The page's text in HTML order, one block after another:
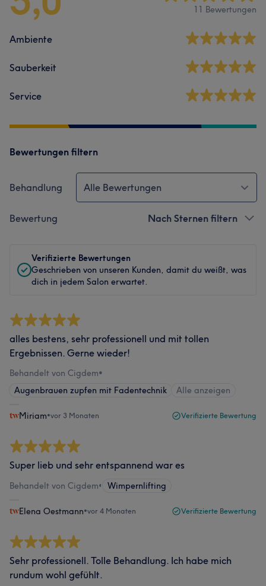
11 Bewertungen
Ambiente
Sauberkeit
Service
Bewertungen filtern
Behandlung Alle Bewertungen
Bewertung Nach Sternen filtern
Verifizierte Bewertungen
Geschrieben von unseren Kunden, damit du weißt, was
dich in jedem Salon erwartet.
alles bestens, sehr professionell und mit tollen
Ergebnissen. Gerne wieder!
Behandelt von Cigdem•
Augenbrauen zupfen mit Fadentechnik
Alle anzeigen
Miriam•vor 3 Monaten Verifizierte Bewertung
Super lieb und sehr entspannend war es
Behandelt von Cigdem• Wimpernlifting
Elena Oestmann•vor 4 Monaten Verifizierte Bewertung
Sehr professionell. Tolle Behandlung. Ich habe mich
rundum wohl gefühlt.